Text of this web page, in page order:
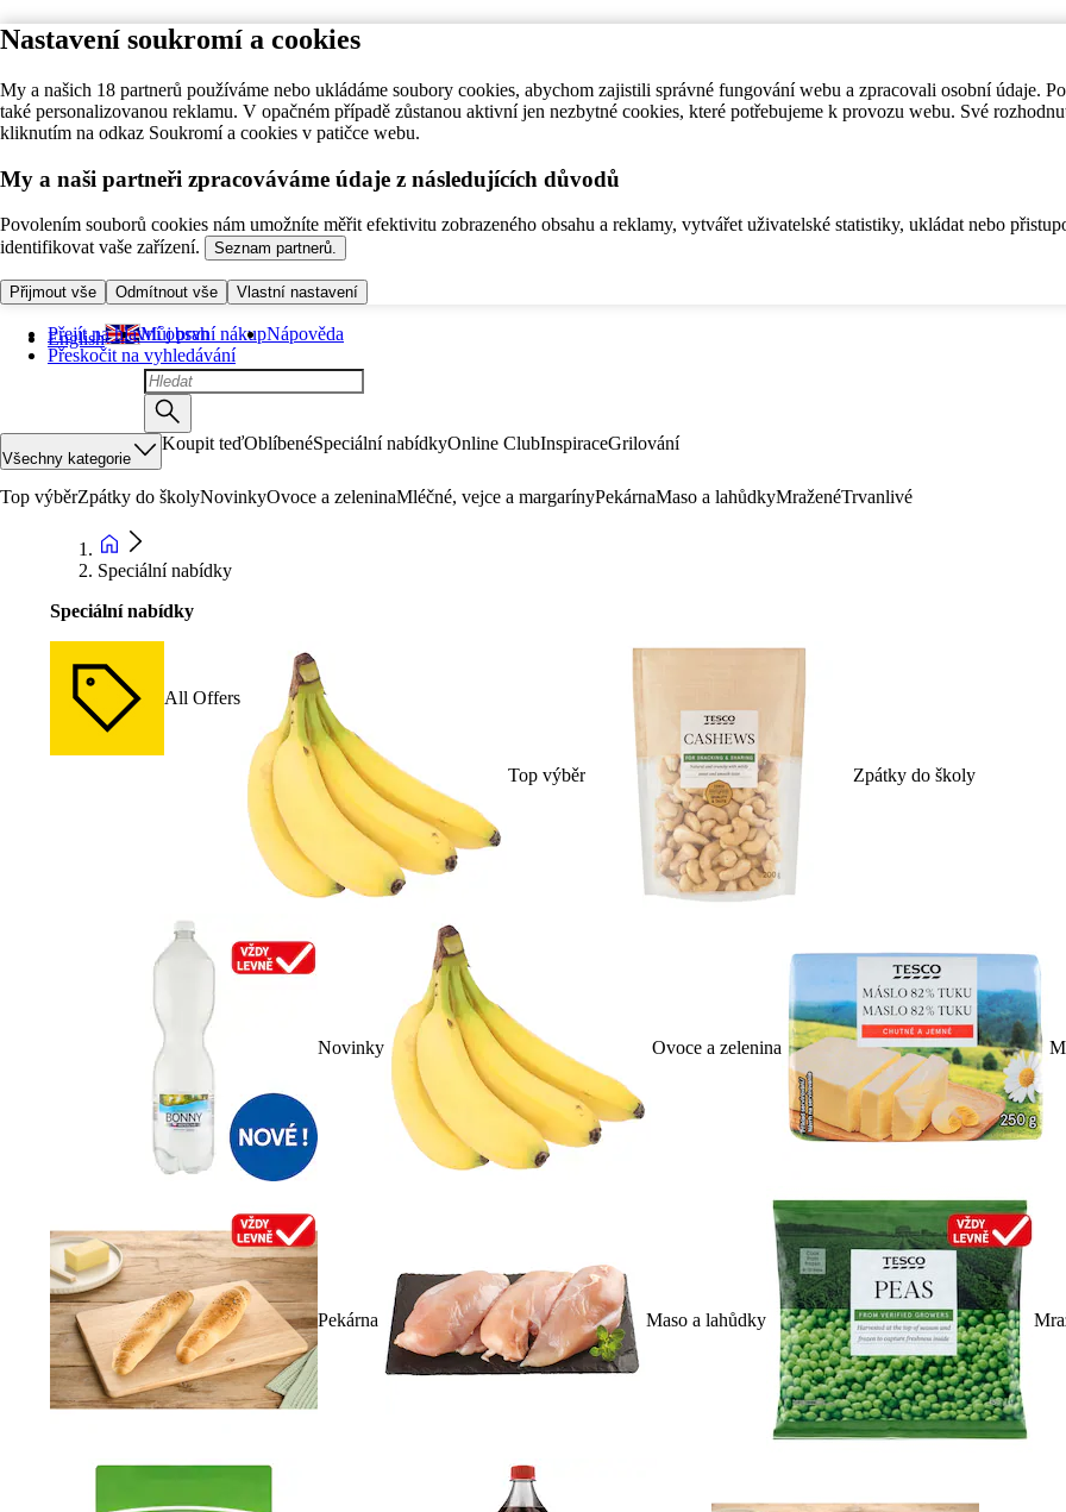
Nastavení soukromí a cookies
My a našich 18 partnerů používáme nebo ukládáme soubory cookies, abychom zajistili správné fungování webu a zpracovali osobní údaje.
také personalizovanou reklamu. V opačném případě zůstanou aktivní jen nezbytné cookies, které potřebujeme k provozu webu. Své
kliknutím na odkaz Soukromí a cookies v patičce webu.
My a naši partneři zpracováváme údaje z následujících důvodů
Povolením souborů cookies nám umožníte měřit efektivitu zobrazeného obsahu a reklamy, vytvářet uživatelské statistiky, ukládat nebo
identifikovat vaše zařízení.
Seznam partnerů.
Přijmout vše Odmítnout vše Vlastní nastavení
Přejít na hlavní obsah
Přeskočit na vyhledávání
English Můj první nákupNápověda
Všechny kategorie
Koupit teďOblíbenéSpeciální nabídkyOnline ClubInspiraceGrilování
Top výběrZpátky do školyNovinkyOvoce a zeleninaMléčné, vejce a margarínyPekárnaMaso a lahůdkyMraženéTrvanlivé
Speciální nabídky
Speciální nabídky
All Offers
Top výběr Zpátky do školy
Novinky Ovoce a zelenina
Pekárna Maso a lahůdky